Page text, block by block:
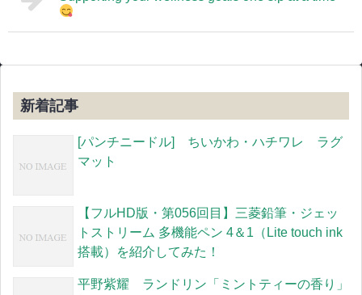
新着記事
[パンチニードル] ちいかわ・ハチワレ ラグ
マット
【フルHD版・第056回目】三菱鉛筆・ジェッ
トストリーム 多機能ペン 4＆1（Lite touch ink
搭載）を紹介してみた！
平野紫耀 ランドリン「ミントティーの香り」